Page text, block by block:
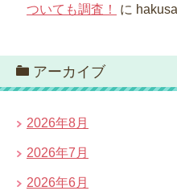
ついても調査！
に
アーカイブ
2026年8月
2026年7月
2026年6月